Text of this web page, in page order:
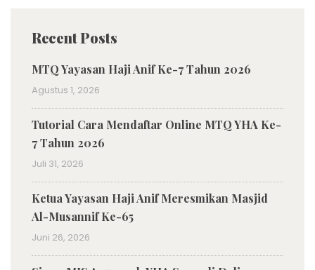
Recent Posts
MTQ Yayasan Haji Anif Ke-7 Tahun 2026
Agustus 1, 2026
Tutorial Cara Mendaftar Online MTQ YHA Ke-
7 Tahun 2026
Juli 31, 2026
Ketua Yayasan Haji Anif Meresmikan Masjid
Al-Musannif Ke-65
Juni 26, 2026